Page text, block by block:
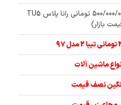
✅ ثبت نام حراجی استثنایی 500/000/000 تومانی رانا پلاس TU5